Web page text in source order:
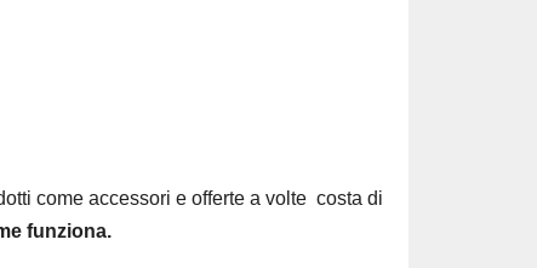
come accessori e offerte a volte costa di
funziona.